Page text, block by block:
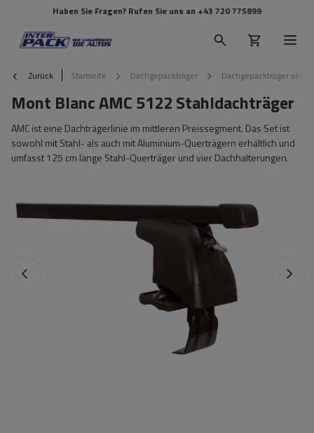
Haben Sie Fragen? Rufen Sie uns an +43 720 775899
Zurück Startseite Dachgepäckträger Dachgepäckträger ohne
Mont Blanc AMC 5122 Stahldachträger
AMC ist eine Dachträgerlinie im mittleren Preissegment. Das Set ist
sowohl mit Stahl- als auch mit Aluminium-Querträgern erhältlich und
umfasst 125 cm lange Stahl-Querträger und vier Dachhalterungen.